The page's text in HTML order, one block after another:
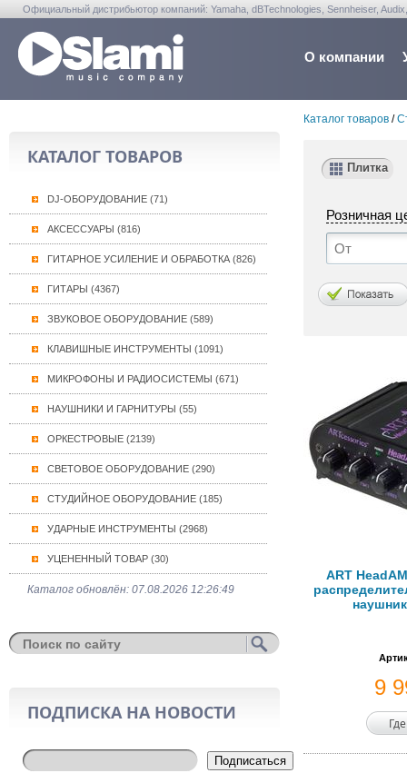
Официальный дистрибьютор компаний: Yamaha, dBTechnologies, Sennheiser,
О компании
КАТАЛОГ ТОВАРОВ
DJ-ОБОРУДОВАНИЕ (71)
АКСЕССУАРЫ (816)
ГИТАРНОЕ УСИЛЕНИЕ И ОБРАБОТКА (826)
ГИТАРЫ (4367)
ЗВУКОВОЕ ОБОРУДОВАНИЕ (589)
КЛАВИШНЫЕ ИНСТРУМЕНТЫ (1091)
МИКРОФОНЫ И РАДИОСИСТЕМЫ (671)
НАУШНИКИ И ГАРНИТУРЫ (55)
ОРКЕСТРОВЫЕ (2139)
СВЕТОВОЕ ОБОРУДОВАНИЕ (290)
СТУДИЙНОЕ ОБОРУДОВАНИЕ (185)
УДАРНЫЕ ИНСТРУМЕНТЫ (2968)
УЦЕНЕННЫЙ ТОВАР (30)
Каталог обновлён: 07.08.2026 12:26:49
ПОДПИСКА НА НОВОСТИ
Подписаться
Каталог товаров/
Плитка
Розничная
ART
9